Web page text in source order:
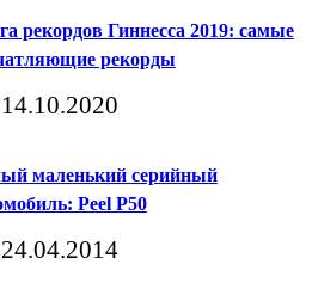
рекордов Гиннесса 2019: самые
рекорды
14.10.2020
маленький серийный
Peel P50
24.04.2014